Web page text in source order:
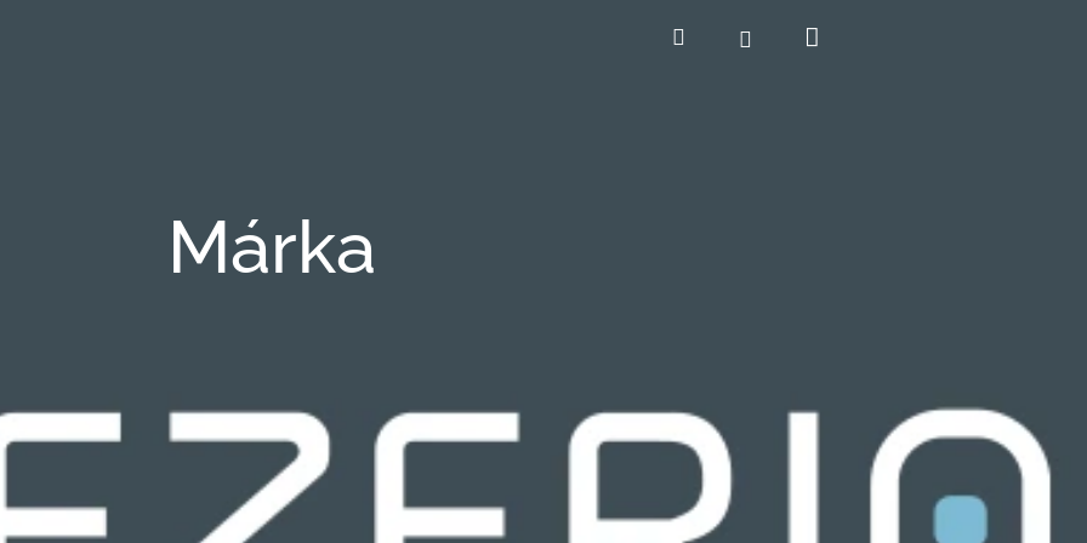
Keresés Bejelentkezés
Márka